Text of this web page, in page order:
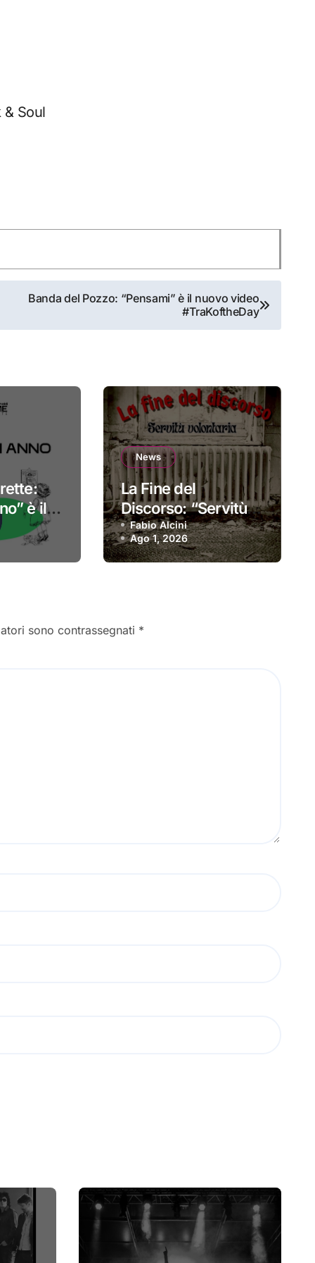
& Soul
Banda del Pozzo: “Pensami” è il nuovo video
#TraKoftheDay
è il
News
La Fine del
Discorso: “Servitù
volontaria” è il
primo singolo
Fabio Alcini
Ago 1, 2026
sono contrassegnati *